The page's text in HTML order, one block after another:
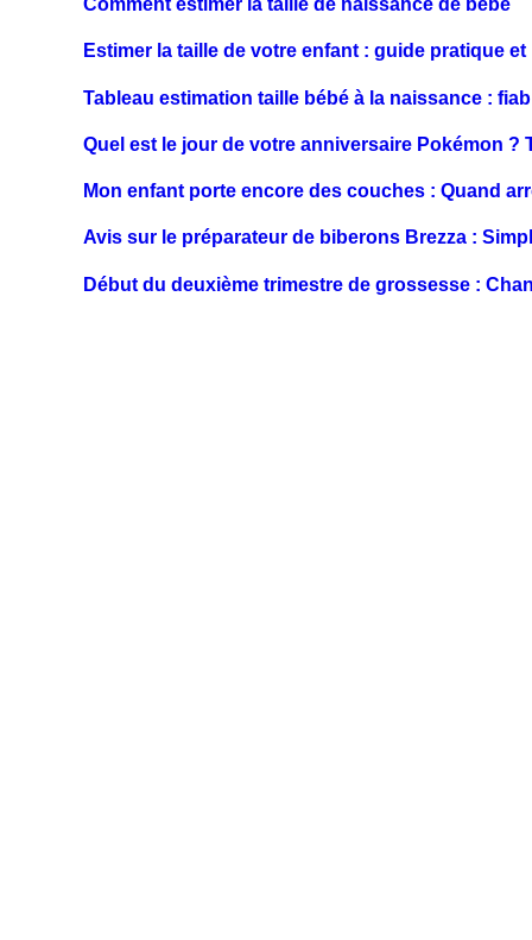
Comment estimer la taille de naissance de bébé
Estimer la taille de votre enfant : guide pratique
Tableau estimation taille bébé à la naissance :
Quel est le jour de votre anniversaire Pokémon
Mon enfant porte encore des couches : Quand
Avis sur le préparateur de biberons Brezza :
Début du deuxième trimestre de grossesse :